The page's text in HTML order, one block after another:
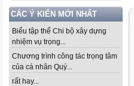
CÁC Ý KIẾN MỚI NHẤT
Biểu tập thể Chi bộ xây dựng
nhiệm vụ trọng...
Chương trình công tác trọng tâm
của cá nhân Quý...
rất hay...